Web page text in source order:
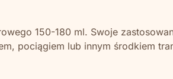
150-180 ml. Swoje
pociągiem lub innym środkiem